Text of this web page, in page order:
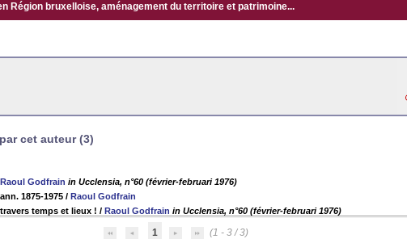
Région bruxelloise, aménagement du territoire et patrimoine...
cet auteur (3)
Raoul Godfrain in Ucclensia, n°60 (février-februari 1976)
1875-1975 / Raoul Godfrain
temps et lieux ! / Raoul Godfrain in Ucclensia, n°60 (février-februari 1976)
1 (1 - 3 / 3)